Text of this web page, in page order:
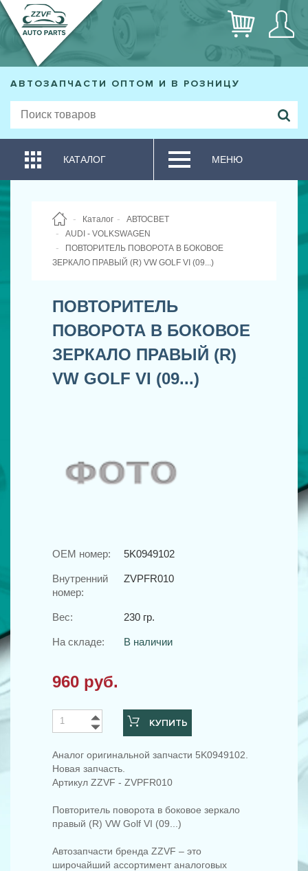
АВТОЗАПЧАСТИ ОПТОМ И В РОЗНИЦУ
КАТАЛОГ МЕНЮ
Каталог
АВТОСВЕТ
AUDI - VOLKSWAGEN
ПОВТОРИТЕЛЬ ПОВОРОТА В БОКОВОЕ
ЗЕРКАЛО ПРАВЫЙ (R) VW GOLF VI (09...)
ПОВТОРИТЕЛЬ
ПОВОРОТА В БОКОВОЕ
ЗЕРКАЛО ПРАВЫЙ (R)
VW GOLF VI (09...)
OEM номер: 5K0949102
Внутренний
номер:
ZVPFR010
Вес: 230 гр.
На складе: В наличии
960 руб.
КУПИТЬ
Аналог оригинальной запчасти 5K0949102.
Новая запчасть.
Артикул ZZVF - ZVPFR010
Повторитель поворота в боковое зеркало
правый (R) VW Golf VI (09...)
Автозапчасти бренда ZZVF – это
широчайший ассортимент аналоговых